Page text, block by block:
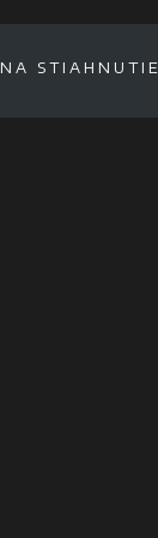
NA STIAHNUTIE